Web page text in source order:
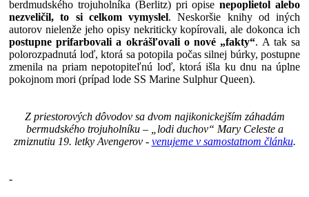
berdmudského trojuholníka (Berlitz) pri opisenepoplietol alebo
nezveličil, to si celkom vymyslel. Neskoršie knihy od iných
autorov nielenže jeho opisy nekriticky kopírovali, ale dokonca ich
postupne prifarbovali a okrášľovali o nové „fakty“. A tak sa
polorozpadnutá loď, ktorá sa potopila počas silnej búrky, postupne
zmenila na priam nepotopiteľnú loď, ktorá išla ku dnu na úplne
pokojnom mori (prípad lode SS Marine Sulphur Queen).
Z priestorových dôvodov sa dvom najikonickejším záhadám
bermudského trojuholníku – „lodi duchov“ Mary Celeste a
zmiznutiu 19. letky Avengerov - venujeme v samostatnom článku.
-